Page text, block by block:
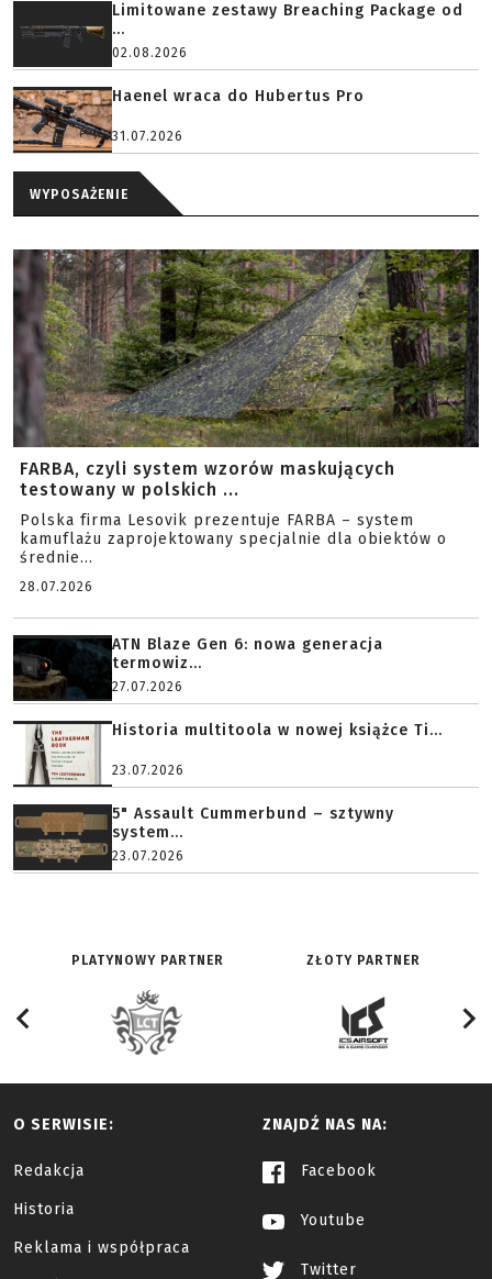
Limitowane zestawy Breaching Package od
...
02.08.2026
Haenel wraca do Hubertus Pro
31.07.2026
WYPOSAŻENIE
FARBA, czyli system wzorów maskujących
testowany w polskich ...
Polska firma Lesovik prezentuje FARBA – system
kamuflażu zaprojektowany specjalnie dla obiektów o
średnie...
28.07.2026
ATN Blaze Gen 6: nowa generacja
termowiz...
27.07.2026
Historia multitoola w nowej książce Ti...
23.07.2026
5" Assault Cummerbund – sztywny
system...
23.07.2026
PLATYNOWY PARTNER ZŁOTY PARTNER
O SERWISIE:
Redakcja
Historia
Reklama i współpraca
ZNAJDŹ NAS NA:
Facebook
Youtube
Twitter